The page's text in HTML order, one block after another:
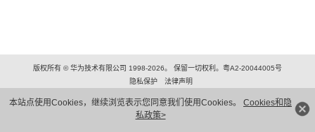
本站点使用Cookies，继续浏览表示您同意我们使用Cookies。 Cookies和隐
私政策>
版权所有 © 华为技术有限公司 1998-2026。 保留一切权利。粤A2-20044005号
隐私保护
法律声明